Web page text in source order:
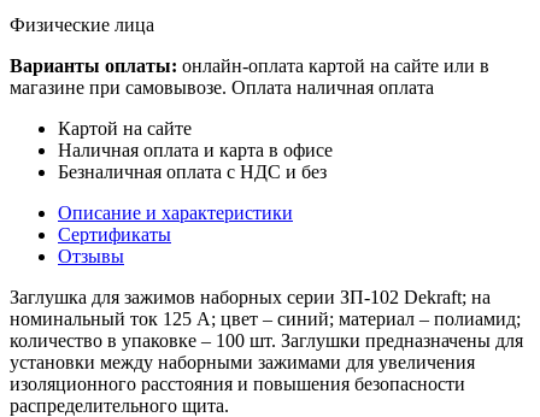
Физические лица
Варианты оплаты: онлайн-оплата картой на сайте или в
магазине при самовывозе. Оплата наличная оплата
Картой на сайте
Наличная оплата и карта в офисе
Безналичная оплата с НДС и без
Описание и характеристики
Сертификаты
Отзывы
Заглушка для зажимов наборных серии ЗП-102 Dekraft; на
номинальный ток 125 А; цвет – синий; материал – полиамид;
количество в упаковке – 100 шт. Заглушки предназначены для
установки между наборными зажимами для увеличения
изоляционного расстояния и повышения безопасности
распределительного щита.